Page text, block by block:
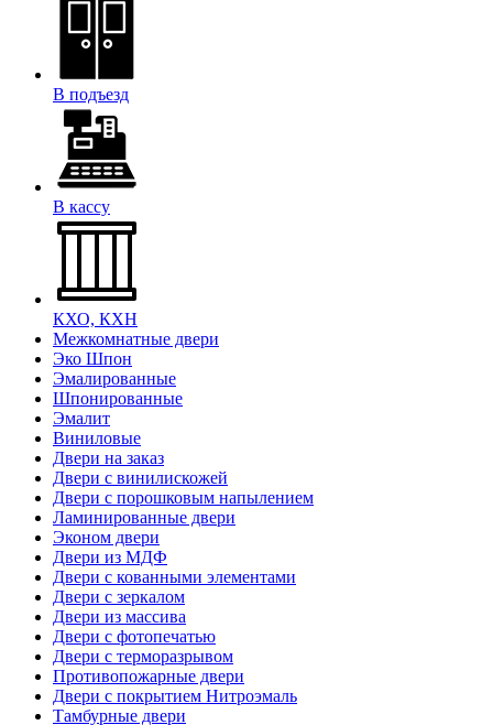
В подъезд
В кассу
КХО, КХН
Межкомнатные двери
Эко Шпон
Эмалированные
Шпонированные
Эмалит
Виниловые
Двери на заказ
Двери с винилискожей
Двери с порошковым напылением
Ламинированные двери
Эконом двери
Двери из МДФ
Двери с кованными элементами
Двери с зеркалом
Двери из массива
Двери с фотопечатью
Двери с терморазрывом
Противопожарные двери
Двери с покрытием Нитроэмаль
Тамбурные двери